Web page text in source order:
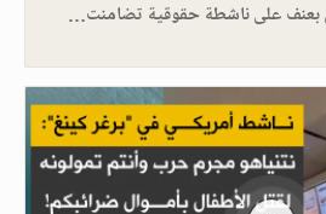
بعنف على ناشطة حقوقية تضامنت…